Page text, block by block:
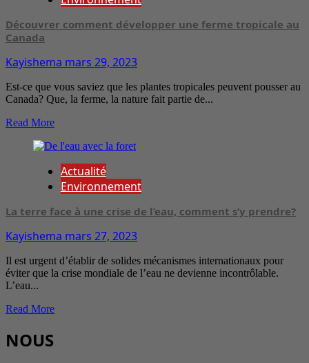
Découvrer comment développer une ferme tropicale au
Canada
Kayishema mars 29, 2023
Est-ce que vous saviez que les plantes tropicales peuvent pousser au
Canada? Que, la ferme, la nature fait partie de...
Read More
Actualité
Environnement
La terre face à une crise de l’eau, comment s’y prendre?
Kayishema mars 27, 2023
Il est urgent d’établir de solides mécanismes internationaux pour
éviter que la crise mondiale de l’eau ne devienne incontrôlable.
L’eau...
Read More
NOUS